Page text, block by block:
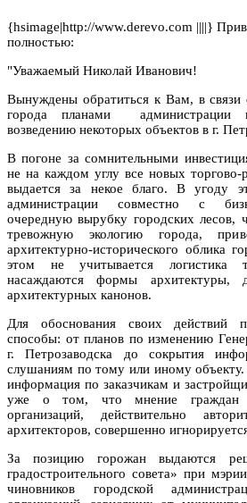
{hsimage|http://www.derevo.com ||||}
полностью:
"Уважаемый Николай Иванович!
Вынуждены обратиться к Вам, в
города планами
администрации
возведению некоторых объектов в г.
В погоне за сомнительными
не на каждом углу все новых торгово-
выдается за некое благо. В угоду
администрации совместно с
очередную вырубку городских лесов,
тревожную экологию города,
архитектурно-исторического облика
этом не учитывается логистика
насаждаются формы архитектуры,
архитектурных канонов.
Для обоснования своих действий
способы: от планов по изменению
г. Петрозаводска до сокрытия
слушаниям по тому или иному объекту.
информация по заказчикам и
уже о том, что мнение граждан
организаций, действительно
архитекторов, совершенно
За позицию горожан выдаются
градостроительного совета» при
чиновников городской